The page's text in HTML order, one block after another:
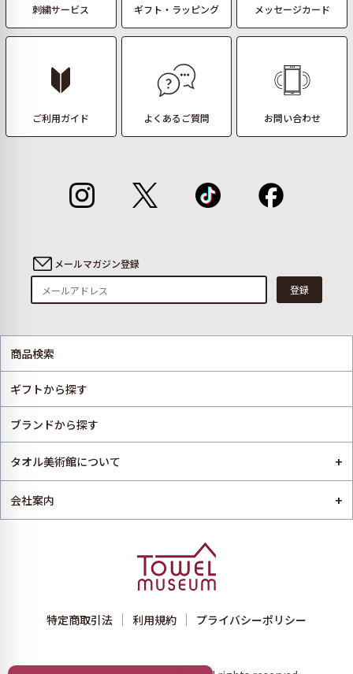
刺繍サービス ギフト・ラッピング メッセージカード
ご利用ガイド よくあるご質問 お問い合わせ
メールマガジン登録
登録
商品検索
ギフトから探す
ブランドから探す
タオル美術館について +
会社案内 +
特定商取引法 利用規約 プライバシーポリシー